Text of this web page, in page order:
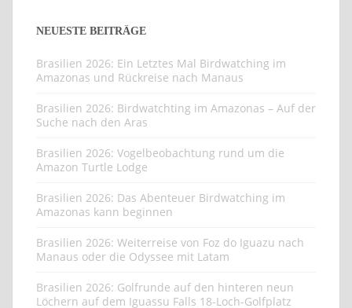
NEUESTE BEITRÄGE
Brasilien 2026: Ein Letztes Mal Birdwatching im
Amazonas und Rückreise nach Manaus
Brasilien 2026: Birdwatchting im Amazonas – Auf der
Suche nach den Aras
Brasilien 2026: Vogelbeobachtung rund um die
Amazon Turtle Lodge
Brasilien 2026: Das Abenteuer Birdwatching im
Amazonas kann beginnen
Brasilien 2026: Weiterreise von Foz do Iguazu nach
Manaus oder die Odyssee mit Latam
Brasilien 2026: Golfrunde auf den hinteren neun
Löchern auf dem Iguassu Falls 18-Loch-Golfplatz